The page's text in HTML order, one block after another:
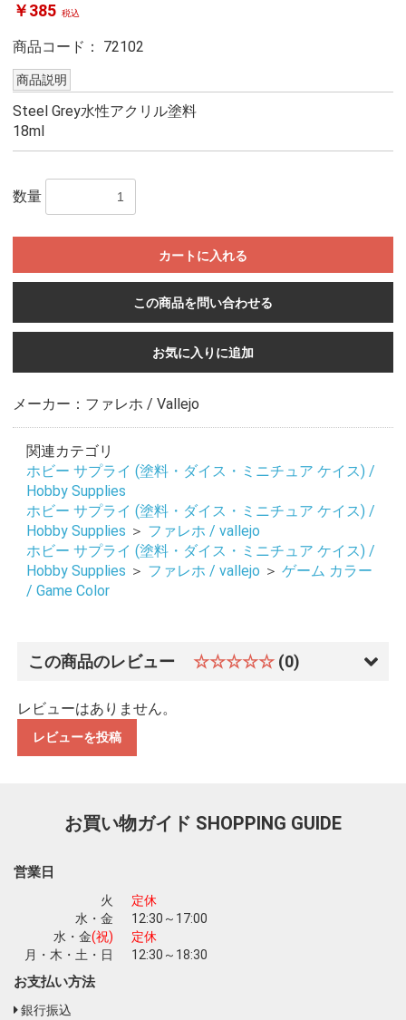
￥385 税込
商品コード： 72102
商品説明
Steel Grey水性アクリル塗料
18ml
数量
カートに入れる
この商品を問い合わせる
お気に入りに追加
メーカー：ファレホ / Vallejo
関連カテゴリ
ホビー サプライ (塗料・ダイス・ミニチュア ケイス) /
Hobby Supplies
ホビー サプライ (塗料・ダイス・ミニチュア ケイス) /
Hobby Supplies ＞ ファレホ / vallejo
ホビー サプライ (塗料・ダイス・ミニチュア ケイス) /
Hobby Supplies ＞ ファレホ / vallejo ＞ ゲーム カラー
/ Game Color
この商品のレビュー ☆☆☆☆☆ (0)
レビューはありません。
レビューを投稿
お買い物ガイド SHOPPING GUIDE
営業日
火
定休
水・金
12:30～17:00
水・金(祝)
定休
月・木・土・日
12:30～18:30
お支払い方法
銀行振込